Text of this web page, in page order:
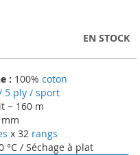
EN STOCK
: 100% coton
5 ply / sport
~ 160 m
x 32 rangs
°C / Séchage à plat